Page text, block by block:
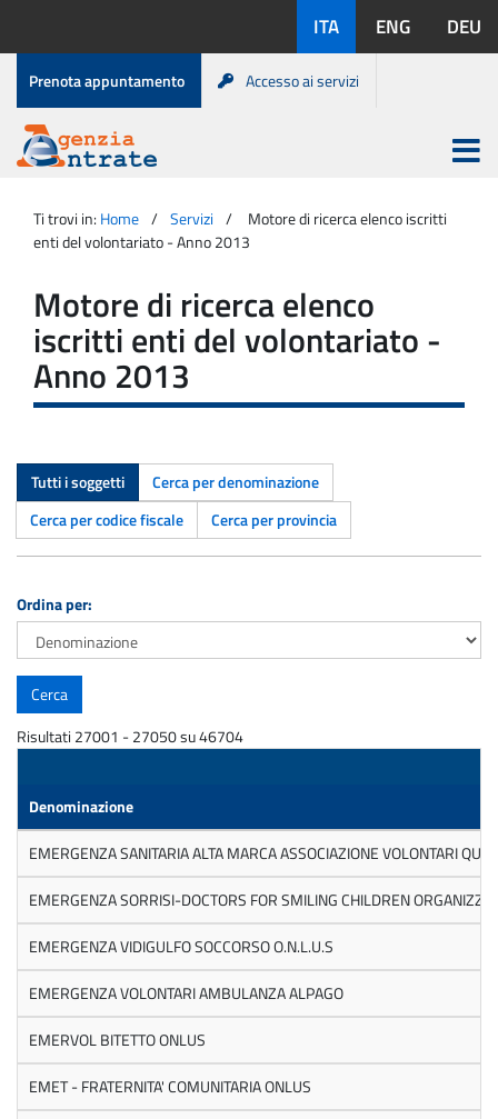
contenuto
disponibili:
ITA ENG DEU
Menu
di
servizio
Prenota appuntamento Accesso ai servizi
Agenzia
Entrate
Apri
menu
principale
Ti trovi in: Home Servizi
Motore di ricerca elenco iscritti
enti del volontariato - Anno 2013
Motore di ricerca elenco
iscritti enti del volontariato -
Anno 2013
Tutti i soggetti
Cerca per denominazione
Cerca per codice fiscale
Cerca per provincia
Ordina per:
Risultati 27001 - 27050 su 46704
Denominazione
EMERGENZA SANITARIA ALTA MARCA ASSOCIAZIONE VOLONTARI
EMERGENZA SORRISI-DOCTORS FOR SMILING CHILDREN
EMERGENZA VIDIGULFO SOCCORSO O.N.L.U.S
EMERGENZA VOLONTARI AMBULANZA ALPAGO
EMERVOL BITETTO ONLUS
EMET - FRATERNITA' COMUNITARIA ONLUS